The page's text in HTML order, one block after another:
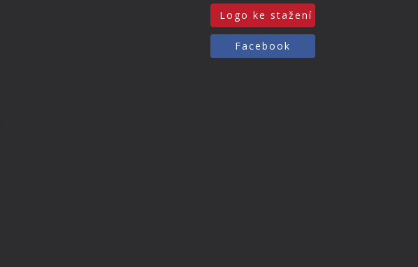
Logo ke stažení
Facebook